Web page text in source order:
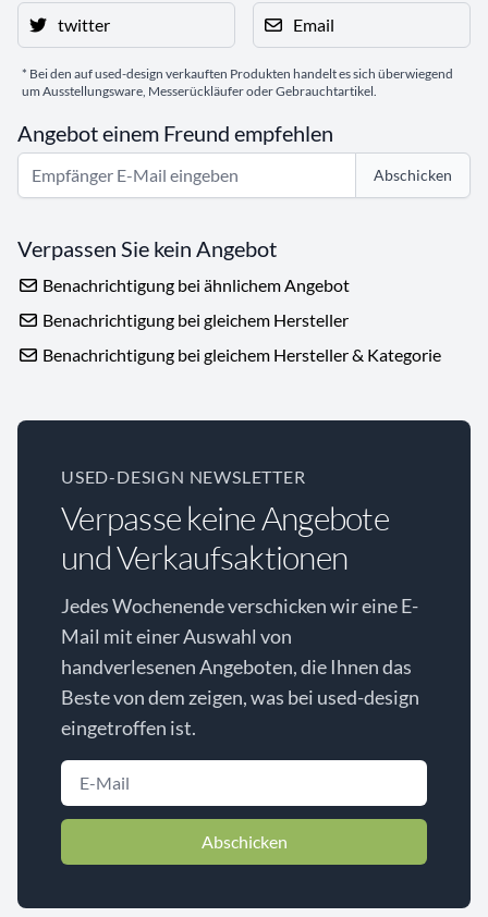
twitter Email
* Bei den auf used-design verkauften Produkten handelt es sich überwiegend
um Ausstellungsware, Messerückläufer oder Gebrauchtartikel.
Angebot einem Freund empfehlen
Abschicken
Verpassen Sie kein Angebot
Benachrichtigung bei ähnlichem Angebot
Benachrichtigung bei gleichem Hersteller
Benachrichtigung bei gleichem Hersteller & Kategorie
USED-DESIGN NEWSLETTER
Verpasse keine Angebote
und Verkaufsaktionen
Jedes Wochenende verschicken wir eine E-
Mail mit einer Auswahl von
handverlesenen Angeboten, die Ihnen das
Beste von dem zeigen, was bei used-design
eingetroffen ist.
Abschicken